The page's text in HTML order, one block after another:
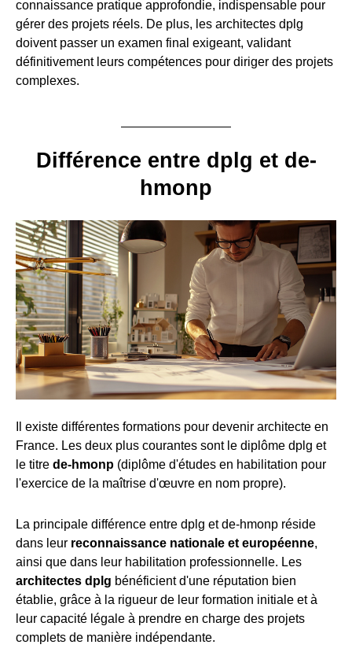
connaissance pratique approfondie, indispensable pour
gérer des projets réels. De plus, les architectes dplg
doivent passer un examen final exigeant, validant
définitivement leurs compétences pour diriger des projets
complexes.
Différence entre dplg et de-
hmonp
Il existe différentes formations pour devenir architecte en
France. Les deux plus courantes sont le diplôme dplg et
le titre de-hmonp (diplôme d'études en habilitation pour
l'exercice de la maîtrise d'œuvre en nom propre).
La principale différence entre dplg et de-hmonp réside
dans leur reconnaissance nationale et européenne,
ainsi que dans leur habilitation professionnelle. Les
architectes dplg bénéficient d'une réputation bien
établie, grâce à la rigueur de leur formation initiale et à
leur capacité légale à prendre en charge des projets
complets de manière indépendante.